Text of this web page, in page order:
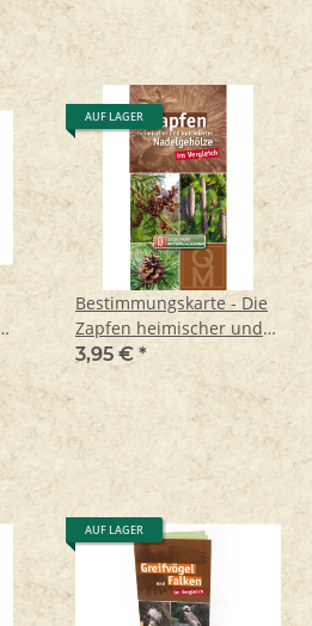
AUF LAGER
Bestimmungskarte - Die
Zapfen heimischer und
kultivierter Nadelgehölze
im Vergleich
3,95 € *
AUF LAGER